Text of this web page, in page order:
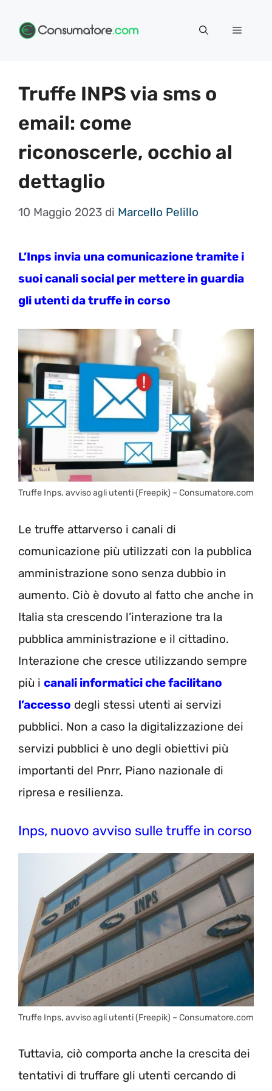
Menu
Truffe INPS via sms o
email: come
riconoscerle, occhio al
dettaglio
10 Maggio 2023 di Marcello Pelillo
L’Inps invia una comunicazione tramite i
suoi canali social per mettere in guardia
gli utenti da truffe in corso
Truffe Inps, avviso agli utenti (Freepik) – Consumatore.com
Le truffe attarverso i canali di
comunicazione più utilizzati con la pubblica
amministrazione sono senza dubbio in
aumento. Ciò è dovuto al fatto che anche in
Italia sta crescendo l’interazione tra la
pubblica amministrazione e il cittadino.
Interazione che cresce utilizzando sempre
più i canali informatici che facilitano
l’accesso degli stessi utenti ai servizi
pubblici. Non a caso la digitalizzazione dei
servizi pubblici è uno degli obiettivi più
importanti del Pnrr, Piano nazionale di
ripresa e resilienza.
Inps, nuovo avviso sulle truffe in corso
Truffe Inps, avviso agli utenti (Freepik) – Consumatore.com
Tuttavia, ciò comporta anche la crescita dei
tentativi di truffare gli utenti cercando di